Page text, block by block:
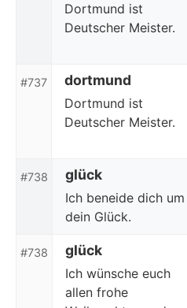
Dortmund ist
Deutscher Meister.
#737 dortmund
Dortmund ist
Deutscher Meister.
#738 glück
Ich beneide dich um
dein Glück.
#738 glück
Ich wünsche euch
allen frohe